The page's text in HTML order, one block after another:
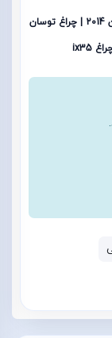
چراغ توسان استوک | چراغ ختوسان 2015| چراغ توسان 2014 | چراغ توسان